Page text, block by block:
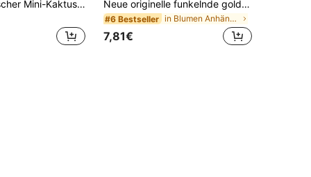
1 Stück modischer Mini-Kaktus-Perlen-Anhänger, geeignet für Frauen-Armbänder, Armreifen DIY-Schmuckherstellung und tägliche Accessoires, auch geeignet zum Tragen für Mädchen
Neue originelle funkelnde goldene Kirschblüten Anhänger Clip Charms Perlen DIY Schmuck Geschenk Perlen passend für Armbänder
#6 Bestseller in Blumen Anhänger & Charms
7,81€